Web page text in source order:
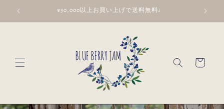
Skip to
content
¥30,000以上お買い上げで送料無料♩
Cart